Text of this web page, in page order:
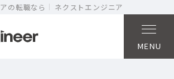
の転職なら ネクストエンジニア
MENU